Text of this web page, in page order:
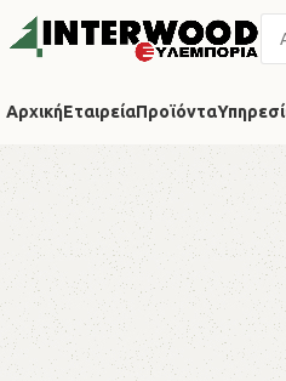
ΑρχικήΕταιρείαΠροϊόντα